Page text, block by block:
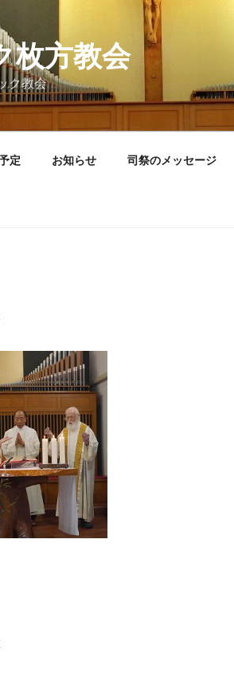
枚方教会
ク教会
定 お知らせ 司祭のメッセージ